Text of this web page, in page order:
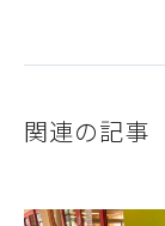
関連の記事